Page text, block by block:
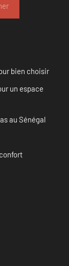
bien choisir
un espace
au Sénégal